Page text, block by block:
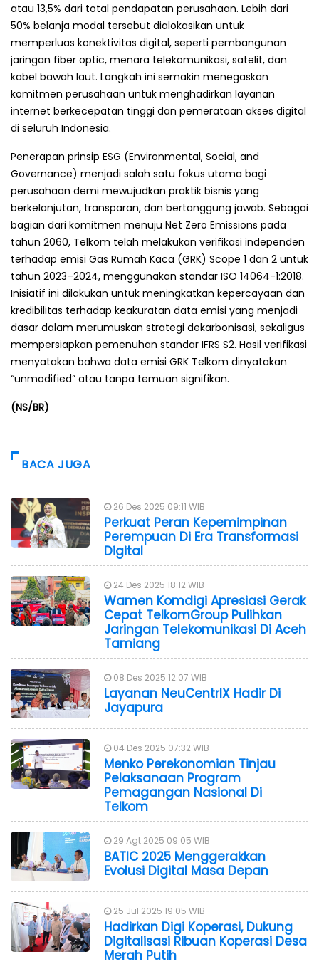
atau 13,5% dari total pendapatan perusahaan. Lebih dari
50% belanja modal tersebut dialokasikan untuk
memperluas konektivitas digital, seperti pembangunan
jaringan fiber optic, menara telekomunikasi, satelit, dan
kabel bawah laut. Langkah ini semakin menegaskan
komitmen perusahaan untuk menghadirkan layanan
internet berkecepatan tinggi dan pemerataan akses digital
di seluruh Indonesia.
Penerapan prinsip ESG (Environmental, Social, and
Governance) menjadi salah satu fokus utama bagi
perusahaan demi mewujudkan praktik bisnis yang
berkelanjutan, transparan, dan bertanggung jawab. Sebagai
bagian dari komitmen menuju Net Zero Emissions pada
tahun 2060, Telkom telah melakukan verifikasi independen
terhadap emisi Gas Rumah Kaca (GRK) Scope 1 dan 2 untuk
tahun 2023–2024, menggunakan standar ISO 14064-1:2018.
Inisiatif ini dilakukan untuk meningkatkan kepercayaan dan
kredibilitas terhadap keakuratan data emisi yang menjadi
dasar dalam merumuskan strategi dekarbonisasi, sekaligus
mempersiapkan pemenuhan standar IFRS S2. Hasil verifikasi
menyatakan bahwa data emisi GRK Telkom dinyatakan
“unmodified” atau tanpa temuan signifikan.
(NS/BR)
BACA JUGA
26 Des 2025 09:11 WIB
Perkuat Peran Kepemimpinan
Perempuan Di Era Transformasi
Digital
24 Des 2025 18:12 WIB
Wamen Komdigi Apresiasi Gerak
Cepat TelkomGroup Pulihkan
Jaringan Telekomunikasi Di Aceh
Tamiang
08 Des 2025 12:07 WIB
Layanan NeuCentrIX Hadir Di
Jayapura
04 Des 2025 07:32 WIB
Menko Perekonomian Tinjau
Pelaksanaan Program
Pemagangan Nasional Di
Telkom
29 Agt 2025 09:05 WIB
BATIC 2025 Menggerakkan
Evolusi Digital Masa Depan
25 Jul 2025 19:05 WIB
Hadirkan Digi Koperasi, Dukung
Digitalisasi Ribuan Koperasi Desa
Merah Putih